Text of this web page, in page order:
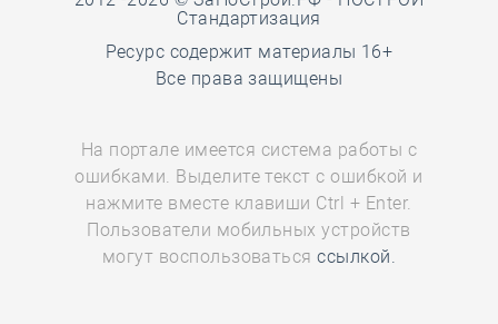
Стандартизация
Ресурс содержит материалы 16+
Все права защищены
На портале имеется система работы с
ошибками. Выделите текст с ошибкой и
нажмите вместе клавиши Ctrl + Enter.
Пользователи мобильных устройств
могут воспользоватьсяссылкой.